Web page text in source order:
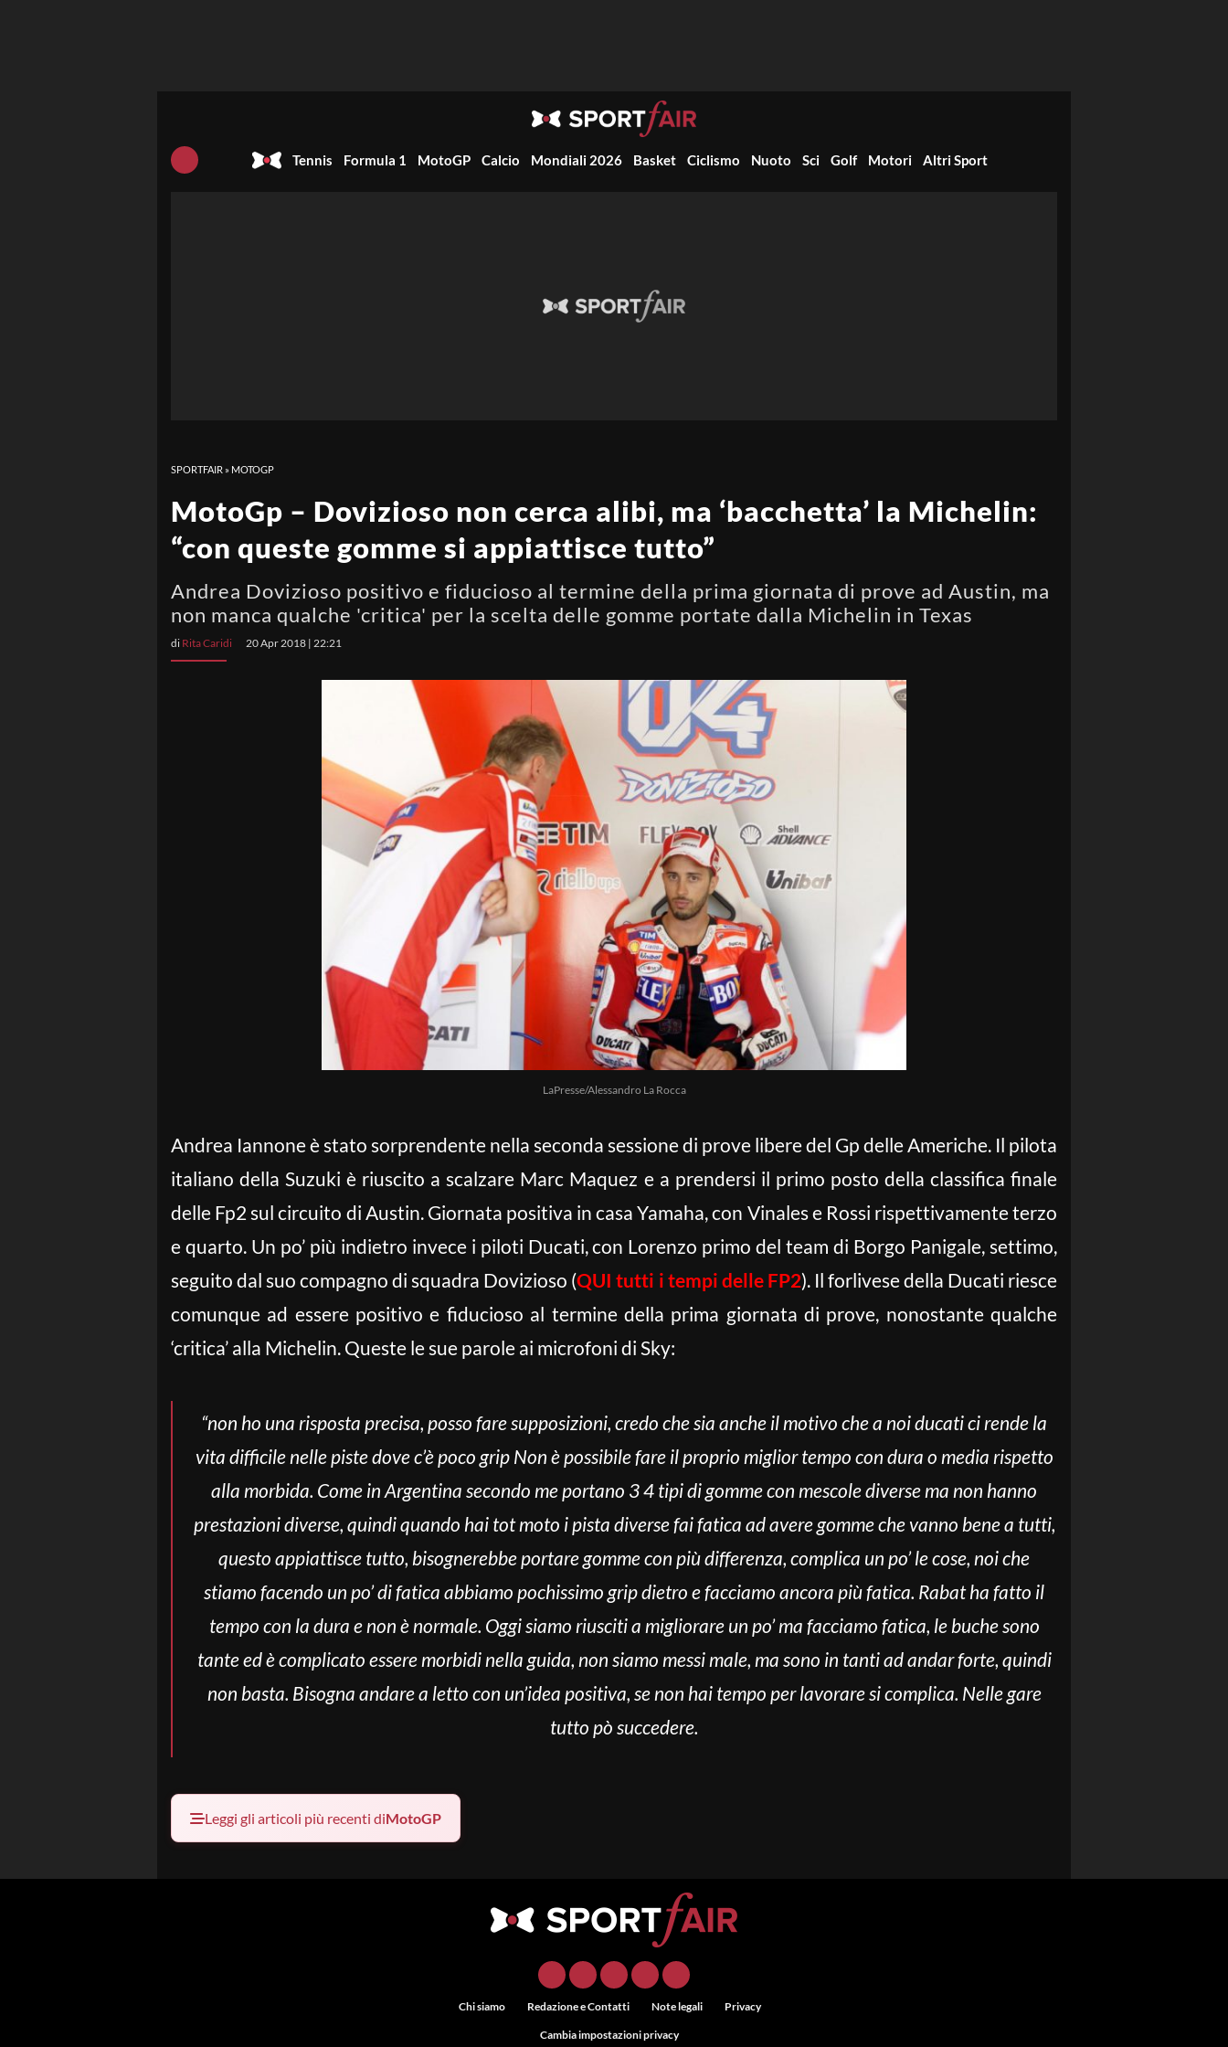
Tennis Formula 1 MotoGP Calcio Mondiali 2026 Basket Ciclismo Nuoto Sci Golf Motori Altri Sport
SPORTFAIR » MOTOGP
MotoGp – Dovizioso non cerca alibi, ma ‘bacchetta’ la Michelin:
“con queste gomme si appiattisce tutto”
Andrea Dovizioso positivo e fiducioso al termine della prima giornata di prove ad Austin, ma
non manca qualche 'critica' per la scelta delle gomme portate dalla Michelin in Texas
di Rita Caridi 20 Apr 2018 | 22:21
LaPresse/Alessandro La Rocca
Andrea Iannone è stato sorprendente nella seconda sessione di prove libere del Gp delle Americhe. Il pilota
italiano della Suzuki è riuscito a scalzare Marc Maquez e a prendersi il primo posto della classifica finale
delle Fp2 sul circuito di Austin. Giornata positiva in casa Yamaha, con Vinales e Rossi rispettivamente terzo
e quarto. Un po’ più indietro invece i piloti Ducati, con Lorenzo primo del team di Borgo Panigale, settimo,
seguito dal suo compagno di squadra Dovizioso (QUI tutti i tempi delle FP2). Il forlivese della Ducati riesce
comunque ad essere positivo e fiducioso al termine della prima giornata di prove, nonostante qualche
‘critica’ alla Michelin. Queste le sue parole ai microfoni di Sky:
“non ho una risposta precisa, posso fare supposizioni, credo che sia anche il motivo che a noi ducati ci rende la
vita difficile nelle piste dove c’è poco grip Non è possibile fare il proprio miglior tempo con dura o media rispetto
alla morbida. Come in Argentina secondo me portano 3 4 tipi di gomme con mescole diverse ma non hanno
prestazioni diverse, quindi quando hai tot moto i pista diverse fai fatica ad avere gomme che vanno bene a tutti,
questo appiattisce tutto, bisognerebbe portare gomme con più differenza, complica un po’ le cose, noi che
stiamo facendo un po’ di fatica abbiamo pochissimo grip dietro e facciamo ancora più fatica. Rabat ha fatto il
tempo con la dura e non è normale. Oggi siamo riusciti a migliorare un po’ ma facciamo fatica, le buche sono
tante ed è complicato essere morbidi nella guida, non siamo messi male, ma sono in tanti ad andar forte, quindi
non basta. Bisogna andare a letto con un’idea positiva, se non hai tempo per lavorare si complica. Nelle gare
tutto pò succedere.
Leggi gli articoli più recenti diMotoGP
Chi siamo Redazione e Contatti Note legali Privacy
Cambia impostazioni privacy